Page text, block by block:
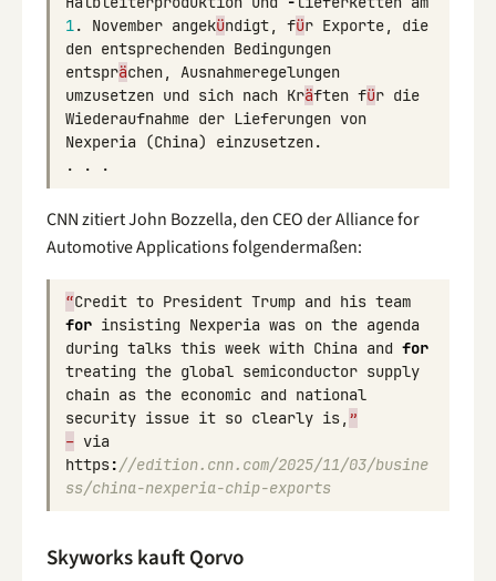
1. November angekündigt, für Exporte,
die
den entsprechenden Bedingungen
entsprächen,
Ausnahmeregelungen
umzusetzen und sich nach Kräften für die
Wiederaufnahme der Lieferungen von
Nexperia (China) einzusetzen.
.
. .
CNN zitiert John Bozzella, den CEO der Alliance for
Automotive Applications folgendermaßen:
“Credit to President Trump and his team
for insisting Nexperia was on the agenda
during talks this week with China and for
treating the global semiconductor supply
chain as the economic and national
security issue it so clearly is, ”
– via
https://edition.cnn.com/2025/11/03/busine
ss/china-nexperia-chip-exports
Skyworks kauft Qorvo